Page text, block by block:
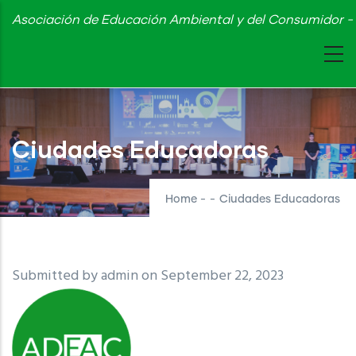
Skip
content
Asociación de Educación Ambiental y del Consumidor
Ciudades Educadoras
Home - - Ciudades Educadoras
Submitted byadminon September 22, 2023